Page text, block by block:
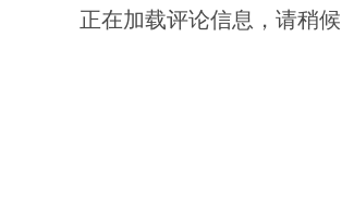
正在加载评论信息，请稍